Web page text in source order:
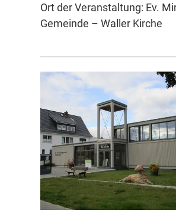
Ort der Veranstaltung: Ev.
Gemeinde – Waller Kirche